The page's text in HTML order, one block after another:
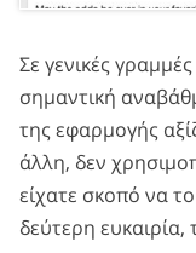
Σε γενικές
σημαντική
της εφαρμογής
άλλη, δεν
είχατε σκοπό να
δεύτερη